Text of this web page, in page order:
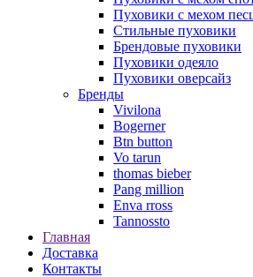
Пуховики с мехом
Стильные пуховики
Брендовые пуховики
Пуховики одеяло
Пуховики оверсайз
Бренды
Vivilona
Bogerner
Btn button
Vo tarun
thomas bieber
Pang million
Enva rross
Tannossto
Главная
Доставка
Контакты